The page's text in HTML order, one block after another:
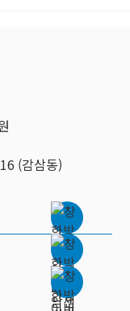
(감삼동)